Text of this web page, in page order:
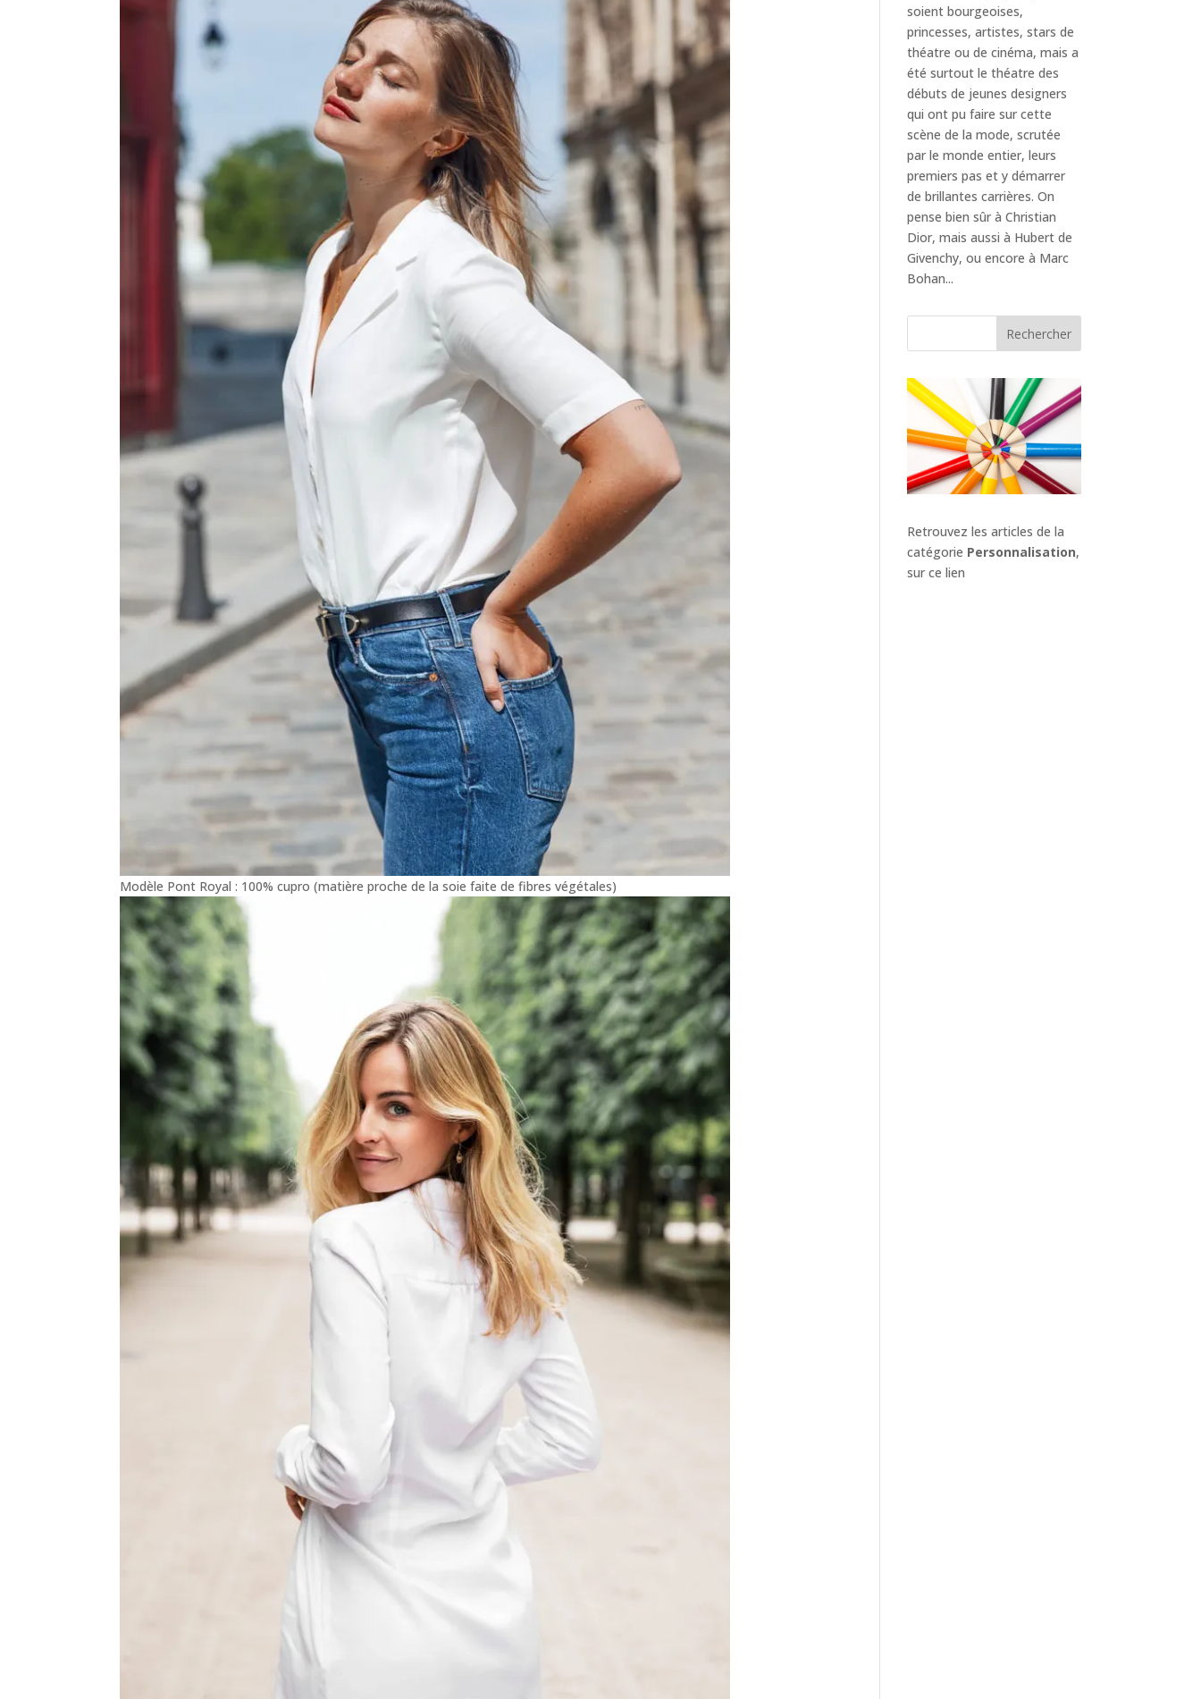
Modèle Pont Royal : 100% cupro (matière proche de la soie faite de fibres végétales)
soient bourgeoises,
princesses, artistes, stars de
théatre ou de cinéma, mais a
été surtout le théatre des
débuts de jeunes designers
qui ont pu faire sur cette
scène de la mode, scrutée
par le monde entier, leurs
premiers pas et y démarrer
de brillantes carrières. On
pense bien sûr à Christian
Dior, mais aussi à Hubert de
Givenchy, ou encore à Marc
Bohan...
Rechercher
Retrouvez les articles de la
catégorie Personnalisation,
sur ce lien